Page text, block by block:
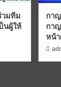
วมทีม
นผู้ให้
กา
กา
หน้